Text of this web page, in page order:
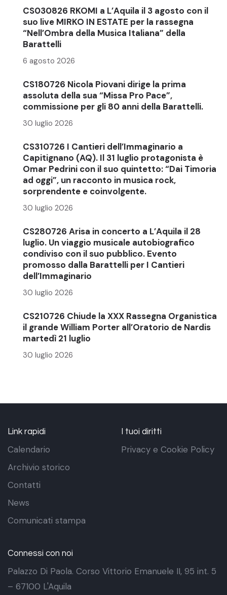
CS030826 RKOMI a L’Aquila il 3 agosto con il
suo live MIRKO IN ESTATE per la rassegna
“Nell’Ombra della Musica Italiana” della
Barattelli
6 agosto 2026
CS180726 Nicola Piovani dirige la prima
assoluta della sua “Missa Pro Pace”,
commissione per gli 80 anni della Barattelli.
30 luglio 2026
CS310726 I Cantieri dell’Immaginario a
Capitignano (AQ). Il 31 luglio protagonista è
Omar Pedrini con il suo quintetto: “Dai Timoria
ad oggi”, un racconto in musica rock,
sorprendente e coinvolgente.
30 luglio 2026
CS280726 Arisa in concerto a L’Aquila il 28
luglio. Un viaggio musicale autobiografico
condiviso con il suo pubblico. Evento
promosso dalla Barattelli per I Cantieri
dell’Immaginario
30 luglio 2026
CS210726 Chiude la XXX Rassegna Organistica
il grande William Porter all’Oratorio de Nardis
martedì 21 luglio
30 luglio 2026
Link rapidi
Calendario
Archivio storico
Contatti
News
Comunicati stampa
I tuoi diritti
Privacy e Cookie Policy
Connessi con noi
Palazzo Di Paola. Corso Vittorio Emanuele II, 95 int. 5
– 67100 L'Aquila